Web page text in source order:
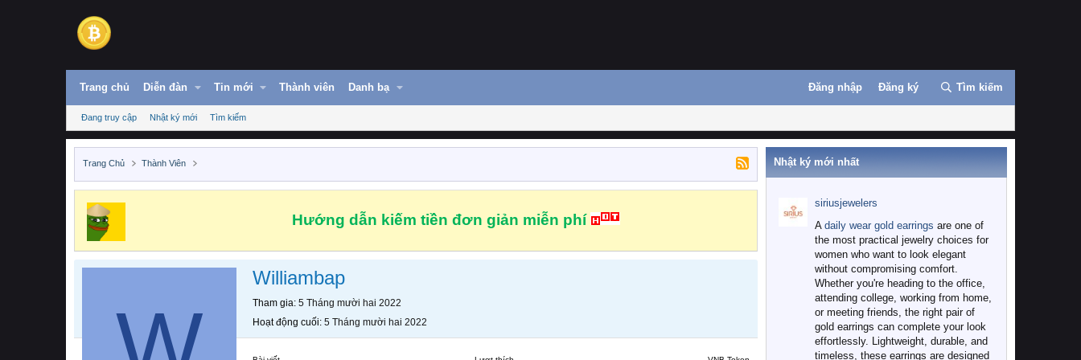
Trang chủ Diễn đàn Tin mới Thành viên Danh bạ Đăng nhập Đăng ký Tìm kiếm
Đang truy cập Nhật ký mới Tìm kiếm
Trang Chủ Thành Viên
Hướng dẫn kiếm tiền đơn giản miễn phí
Williambap
Tham gia 5 Tháng mười hai 2022
Hoạt động cuối 5 Tháng mười hai 2022
Nhật ký mới nhất
siriusjewelers
A daily wear gold earrings are one of
the most practical jewelry choices for
women who want to look elegant
without compromising comfort.
Whether you're heading to the office,
attending college, working from home,
or meeting friends, the right pair of
gold earrings can complete your look
effortlessly. Lightweight, durable, and
timeless, these earrings are designed